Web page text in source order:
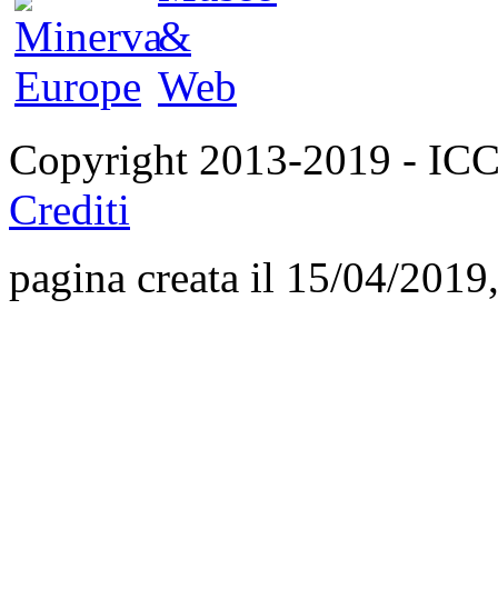
Copyright 2013-2019 -
Crediti
pagina creata il 15/04/